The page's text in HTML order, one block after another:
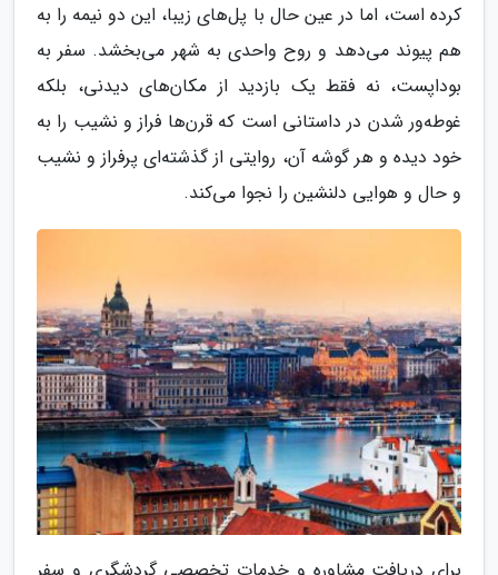
کرده است، اما در عین حال با پل‌های زیبا، این دو نیمه را به
هم پیوند می‌دهد و روح واحدی به شهر می‌بخشد. سفر به
بوداپست، نه فقط یک بازدید از مکان‌های دیدنی، بلکه
غوطه‌ور شدن در داستانی است که قرن‌ها فراز و نشیب را به
خود دیده و هر گوشه آن، روایتی از گذشته‌ای پرفراز و نشیب
و حال و هوایی دلنشین را نجوا می‌کند.